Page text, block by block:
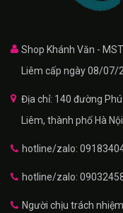
Shop Khánh Văn -
Liêm cấp ngày 08/07/
Địa chỉ: 140 đường
Liêm, thành phố Hà Nội
hotline/zalo:
hotline/zalo:
Người chịu trách